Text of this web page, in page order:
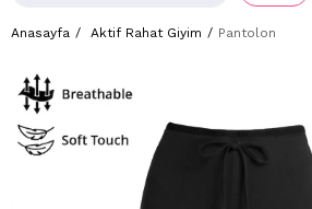
Anasayfa Aktif Rahat Giyim Pantolon